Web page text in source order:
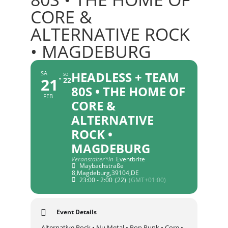
CORE &
ALTERNATIVE ROCK
• MAGDEBURG
SA
21
FEB
SO
22HEADLESS + TEAM
80S • THE HOME OF
CORE &
ALTERNATIVE
ROCK •
MAGDEBURG
Veranstalter*in Eventbrite
Maybachstraße
8,Magdeburg,39104,DE
23:00 - 2:00 (22) (GMT+01:00)
Event Details